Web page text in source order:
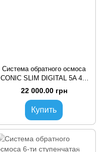
Система обратного осмоса
ICONIC SLIM DIGITAL 5A 400
GPD с помпой
22 000.00 грн
Купить